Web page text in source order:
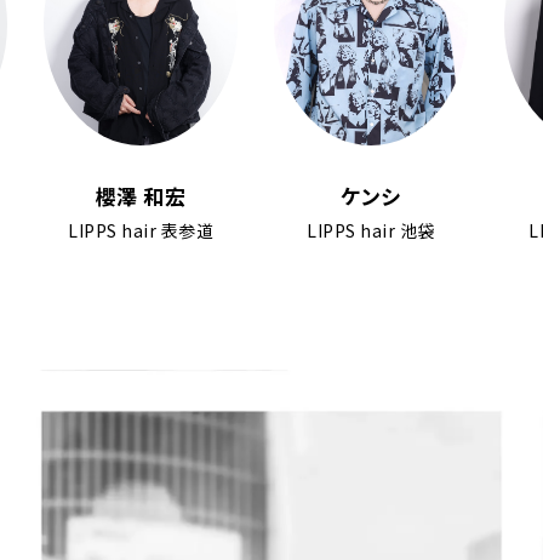
櫻澤 和宏
LIPPS hair 表参道 LIPPS hair 池袋 LIPPS